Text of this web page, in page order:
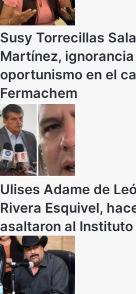
Susy Torrecillas
Martínez,
oportunismo en el
Fermachem
Ulises Adame de
Rivera Esquivel,
asaltaron al Instituto